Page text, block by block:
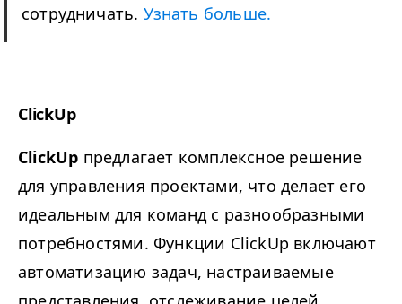
сотрудничать. Узнать больше.
ClickUp
ClickUp предлагает комплексное решение
для управления проектами, что делает его
идеальным для команд с разнообразными
потребностями. Функции ClickUp включают
автоматизацию задач, настраиваемые